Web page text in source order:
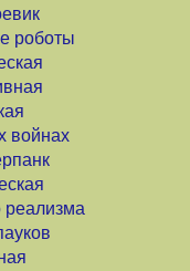
роботы
войнах
реализма